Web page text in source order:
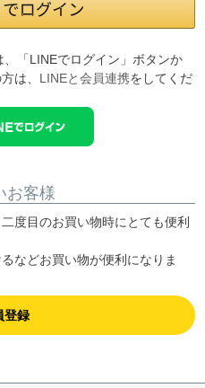
「LINEでログイン」ボタンか
は、 LINEと会員連携をしてくだ
お客様
度目のお買い物時にとても便利
などお買い物が便利になりま
登録